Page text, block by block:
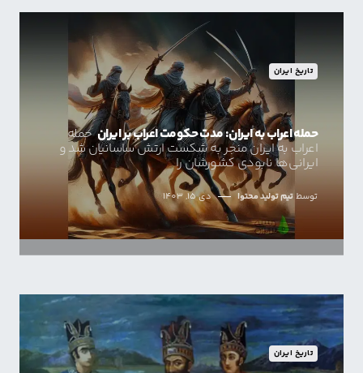
تاریخ ایران
حمله اعراب به ایران: مدت حکومت اعراب بر ایرانحمله‌
اعراب به ایران منجر به شکست ارتش ساسانیان شد و
ایرانی‌ها نابودی کشورشان را
توسطتیم تولید محتوا دی 15, 1403
تاریخ ایران